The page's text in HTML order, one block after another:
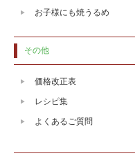
お子様にも焼うるめ
その他
価格改正表
レシピ集
よくあるご質問